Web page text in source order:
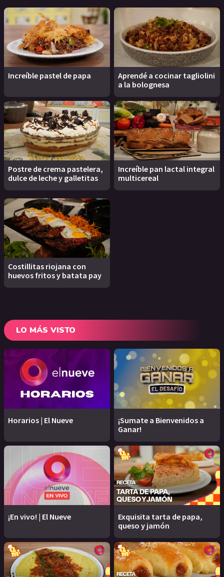
Increíble pastel de papa
Aprendé a cocinar tagliolini
a la bolognesa
Postre de crema pastelera,
dulce de leche y galletitas
Increíble pan lactal integral
multicereal
Costillitas riojana con
huevos fritos y batata pay
LO MÁS VISTO
Horarios | El Nueve
¡Sumate a Bienvenidos a
Ganar!
¡En vivo! | El Nueve
Exquisita tarta de papa,
queso y jamón